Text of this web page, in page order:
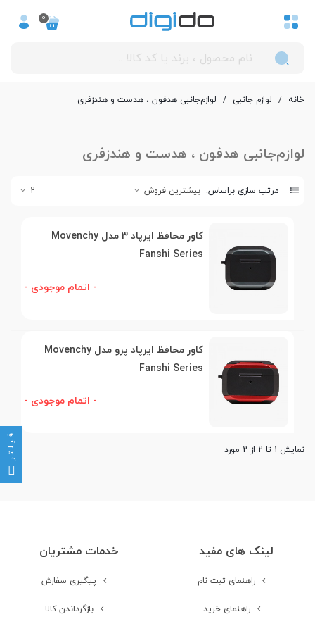
0
خانه / لوازم جانبی / لوازم‌جانبی هدفون ، هدست و هندزفری
لوازم‌جانبی هدفون ، هدست و هندزفری
مرتب سازی براساس: بیشترین فروش 2
کاور محافظ ایرپاد 3 مدل Movenchy
Fanshi Series
- اتمام موجودی -
کاور محافظ ایرپاد پرو مدل Movenchy
Fanshi Series
- اتمام موجودی -
نمایش 1 تا 2 از 2 مورد
لینک های مفید
راهنمای ثبت نام
راهنمای خرید
خدمات مشتریان
پیگیری سفارش
بازگرداندن کالا
فیلتر